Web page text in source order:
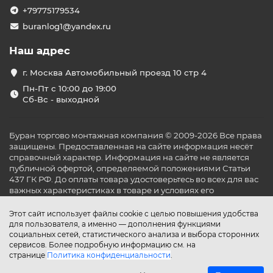
за счёт естественной конвекции. Обеспечивают
равномерное распределение тепла по помещению,
????Газовые и дизельные обогреватели
автономные и мощные устройства для обогрева улицы,
открытых террас, складов, гаражей и строек. Не требуют
подключения к электричеству, подходят для
использования в полевых условиях.
и промышленные модели, включая решения для
уличного использования и отопления террас. Все
товары удобно рассортированы по категориям, чтобы
вы могли быстро выбрать подходящий вариант по
мощности, дизайну и функциональности.
????Преимущества покупки у нас:
Только проверенные производители
Быстрая доставка по Москве
Консультация по подбору оборудования
Актуальные цены и постоянные акции
Выберите надёжный обогреватель в нашем каталоге и
Этот сайт использует файлы cookie с целью повышения удобства
для пользователя, а именно — дополнения функциями
социальных сетей, статистического анализа и выбора сторонних
сервисов. Более подробную информацию см. на
странице Политика конфиденциальности.
+79775179534
buranlog1@yandex.ru
Наш адрес
г. Москва Автомобильный проезд 10 стр 4
Пн-Пт с 10:00 до 19:00
Сб-Вс - выходной
Буран торгово монтажная компания © 2009-2026 Все права
защищены. Предоставленная на сайте информация несёт
справочный характер. Информация на сайте не является
публичной офертой, определяемой положениями Статьи
437 ГК РФ. До оплаты товара удостоверьтесь во всех для вас
важных характеристиках в товаре и условиях его